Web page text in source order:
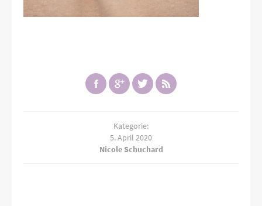
Kategorie:
5. April 2020
Nicole Schuchard